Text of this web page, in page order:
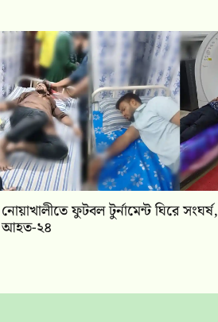
নোয়াখালীতে ফুটবল টুর্নামেন্ট ঘিরে সংঘর্ষ,
আহত-২৪